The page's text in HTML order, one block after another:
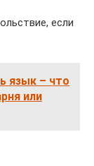
если
язык – что
или